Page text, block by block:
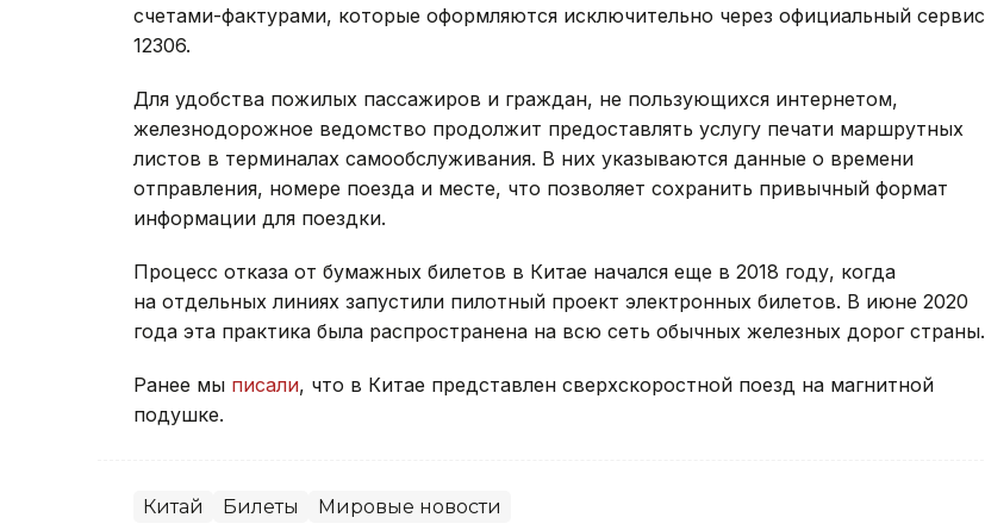
счетами-фактурами, которые оформляются исключительно через официальный сервис
12306.
Для удобства пожилых пассажиров и граждан, не пользующихся интернетом,
железнодорожное ведомство продолжит предоставлять услугу печати маршрутных
листов в терминалах самообслуживания. В них указываются данные о времени
отправления, номере поезда и месте, что позволяет сохранить привычный формат
информации для поездки.
Процесс отказа от бумажных билетов в Китае начался еще в 2018 году, когда
на отдельных линиях запустили пилотный проект электронных билетов. В июне 2020
года эта практика была распространена на всю сеть обычных железных дорог страны.
Ранее мы писали, что в Китае представлен сверхскоростной поезд на магнитной
подушке.
Китай Билеты Мировые новости